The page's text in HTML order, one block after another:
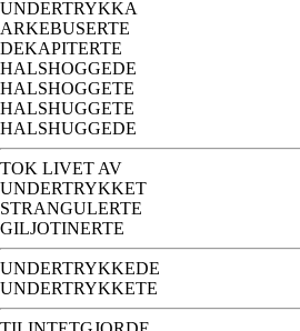
UNDERTRYKKA
ARKEBUSERTE
DEKAPITERTE
HALSHOGGEDE
HALSHOGGETE
HALSHUGGETE
HALSHUGGEDE
TOK LIVET AV
UNDERTRYKKET
STRANGULERTE
GILJOTINERTE
UNDERTRYKKEDE
UNDERTRYKKETE